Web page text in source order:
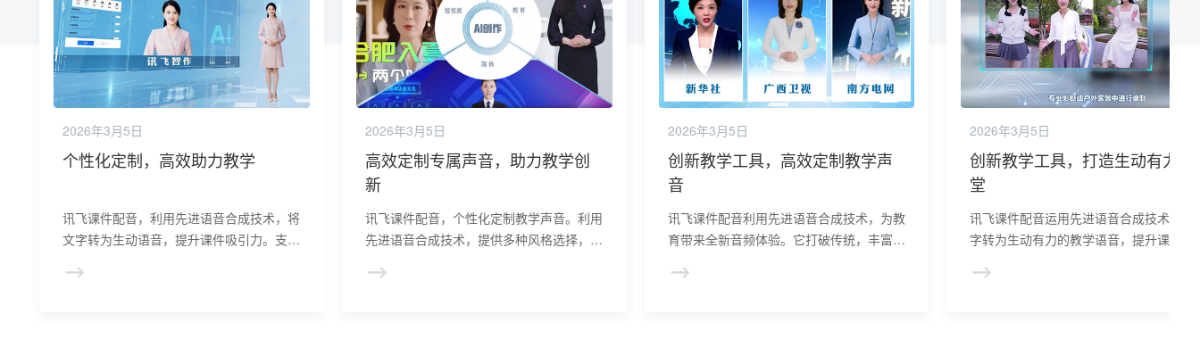
2026年3月5日
个性化定制，高效助力教学
讯飞课件配音，利用先进语音合成技术，将
文字转为生动语音，提升课件吸引力。支持
便捷，减轻教师备课负担，助力教学内容创
2026年3月5日
高效定制专属声音，助力教学创
新
讯飞课件配音，个性化定制教学声音。利用
先进语音合成技术，提供多种风格选择，让
间和精力，提高课件制作效率，助力教师提
2026年3月5日
创新教学工具，高效定制教学声
音
讯飞课件配音利用先进语音合成技术，为教
育带来全新音频体验。它打破传统，丰富教
提高制作效率。讯飞课件配音正引领教育音
2026年3月5日
创新教学工具，打造生动有力课
堂
讯飞课件配音运用先进语音合成技术，将
字转为生动有力的教学语音，提升课件吸
持多样化语音风格选择。讯飞课件配音是